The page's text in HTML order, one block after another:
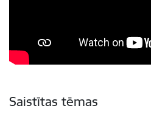
Saistītas tēmas